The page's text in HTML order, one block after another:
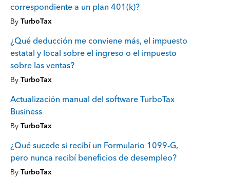
correspondiente a un plan 401(k)?
By TurboTax
¿Qué deducción me conviene más, el impuesto
estatal y local sobre el ingreso o el impuesto
sobre las ventas?
By TurboTax
Actualización manual del software TurboTax
Business
By TurboTax
¿Qué sucede si recibí un Formulario 1099-G,
pero nunca recibí beneficios de desempleo?
By TurboTax